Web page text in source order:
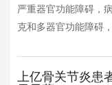
严重器官功能障碍，
克和多器官功能障碍
上亿骨关节炎患